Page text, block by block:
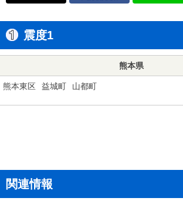
震度1
熊本県
熊本東区 益城町 山都町
関連情報